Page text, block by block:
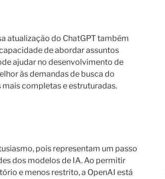
atualização do ChatGPT também
de abordar assuntos
ajudar no desenvolvimento de
às demandas de busca do
completas e estruturadas.
pois representam um passo
dos modelos de IA. Ao permitir
e menos restrito, a OpenAI está